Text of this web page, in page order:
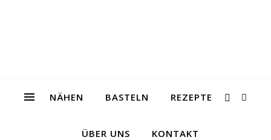
NÄHEN BASTELN REZEPTE
ÜBER UNS KONTAKT